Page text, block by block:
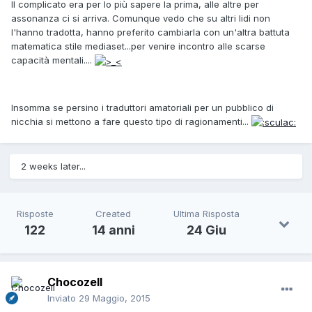
Il complicato era per lo più sapere la prima, alle altre per
assonanza ci si arriva. Comunque vedo che su altri lidi non
l'hanno tradotta, hanno preferito cambiarla con un'altra battuta
matematica stile mediaset...per venire incontro alle scarse
capacità mentali....
Insomma se persino i traduttori amatoriali per un pubblico di
nicchia si mettono a fare questo tipo di ragionamenti...
2 weeks later...
Risposte
122
Created
14 anni
Ultima Risposta
24 Giu
Chocozell
Inviato 29 Maggio, 2015